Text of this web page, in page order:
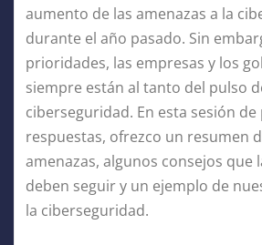
aumento de las amenazas a la
durante el año pasado. Sin
prioridades, las empresas y los
siempre están al tanto del pulso
ciberseguridad. En esta sesión
respuestas, ofrezco un resumen
amenazas, algunos consejos que
deben seguir y un ejemplo de
la ciberseguridad.